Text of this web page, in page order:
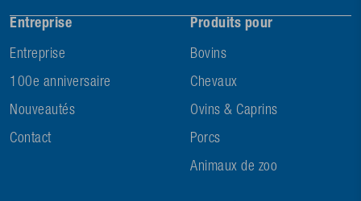
Entreprise
Entreprise
100e anniversaire
Nouveautés
Contact
Produits pour
Bovins
Chevaux
Ovins & Caprins
Porcs
Animaux de zoo